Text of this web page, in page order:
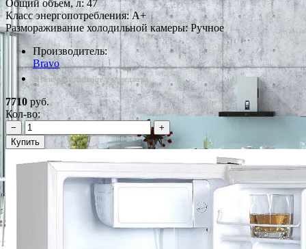
Общий объем, л: 47
Класс энергопотребления: A+
Размораживание холодильной камеры: Ручное
Производитель:
Bravo
*Наличие уточняйте у менеджера
7710 руб.
Кол-во:
−
+
Купить